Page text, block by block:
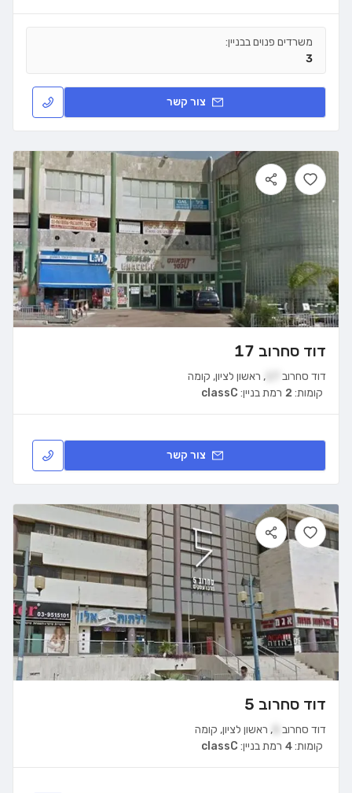
משרדים פנוים בבניין:
3
צור קשר
דוד סחרוב 17
דוד סחרוב , ראשון לציון, קומה
רמת בניין: classC קומות: 2
צור קשר
דוד סחרוב 5
דוד סחרוב , ראשון לציון, קומה
רמת בניין: classC קומות:4